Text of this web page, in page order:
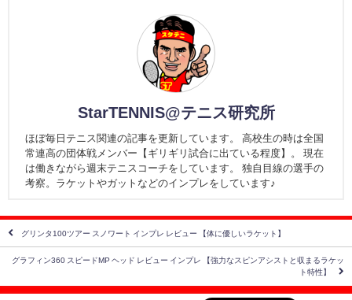
StarTENNIS@テニス研究所
ほぼ毎日テニス関連の記事を更新しています。 高校生の時は全国
常連高の団体戦メンバー【ギリギリ試合に出ている程度】。 現在
は働きながら週末テニスコーチをしています。 独自目線の選手の
考察。ラケットやガットなどのインプレをしています♪
グリンタ100ツアー スノワート インプレ レビュー 【体に優しいラケット】
グラフィン360 スピードMP ヘッド レビュー インプレ 【強力なスピンアシストと収まるラケッ
ト特性】